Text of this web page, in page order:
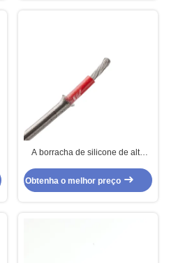
A borracha de silicone de alta
isolou o cabo para a iluminação
Obtenha o melhor preço